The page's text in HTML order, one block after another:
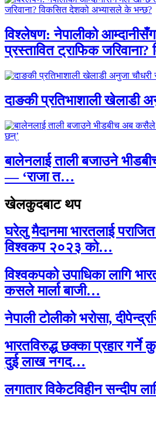
विश्लेषण: नेपालीको
प्रस्तावित ट्राफिक
दाङकी प्रतिभाशाली खेलाडी
बालेनलाई ताली बजाउने
— ‘राजा त…
खेलकुदबाट थप
घरेलु मैदानमा भारतलाई
विश्वकप २०२३ को…
विश्वकपको उपाधिका लागि
कसले मार्ला बाजी…
नेपाली टोलीको भरोसा,
भारतविरुद्ध छक्का प्रहार गर्ने
दुई लाख नगद…
लगातार विकेटविहीन सन्दीप